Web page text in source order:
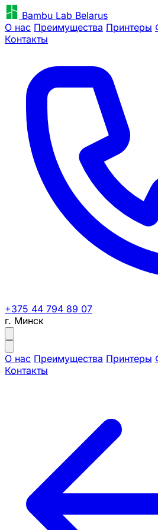
Bambu Lab Belarus
О нас Преимущества Принтеры
Контакты
+375 44 794 89 07
г. Минск
О нас Преимущества Принтеры
Контакты